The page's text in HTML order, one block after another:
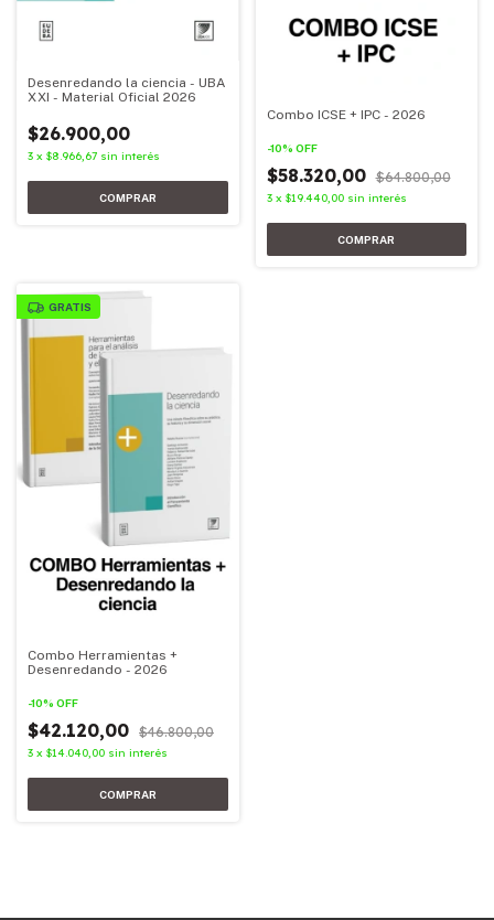
Desenredando la ciencia - UBA
XXI - Material Oficial 2026
$26.900,00
3 x $8.966,67 sin interés
Combo ICSE + IPC - 2026
-10% OFF
$58.320,00 $64.800,00
3 x $19.440,00 sin interés
GRATIS
Combo Herramientas +
Desenredando - 2026
-10% OFF
$42.120,00 $46.800,00
3 x $14.040,00 sin interés